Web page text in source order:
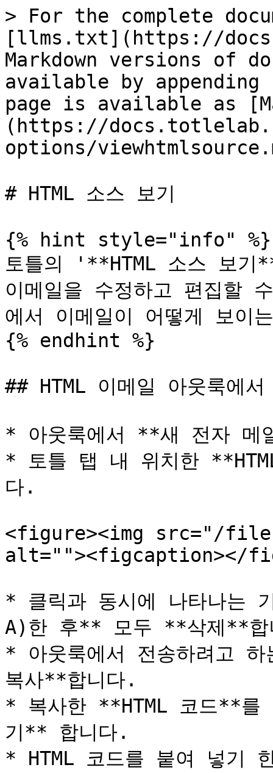
> For the complete
[llms.txt](https://
Markdown versions of
available by
page is available as
(https://
options/
# HTML 소스 보기
{% hint style="info" %}
토틀의 '**HTML 소스 보기
이메일을 수정하고 편집할
에서 이메일이 어떻게 보이
{% endhint %}
## HTML 이메일 아웃룩에서
* 아웃룩에서 **새 전자 메
* 토틀 탭 내 위치한
다.
<figure><img src="/files/
alt=""><figcaption></
* 클릭과 동시에 나타나는
A)한 후** 모두 **삭제**합
* 아웃룩에서 전송하려고
복사**합니다.
* 복사한 **HTML 코드**를
기** 합니다.
* HTML 코드를 붙여 넣기